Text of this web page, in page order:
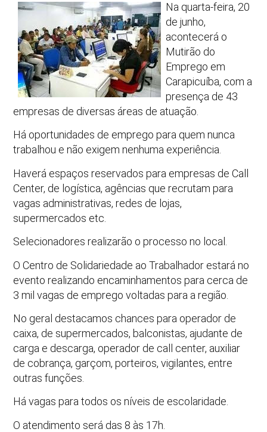
Na quarta-feira, 20
de junho,
acontecerá o
Mutirão do
Emprego em
Carapicuíba, com a
presença de 43
empresas de diversas áreas de atuação.
Há oportunidades de emprego para quem nunca
trabalhou e não exigem nenhuma experiência.
Haverá espaços reservados para empresas de Call
Center, de logística, agências que recrutam para
vagas administrativas, redes de lojas,
supermercados etc.
Selecionadores realizarão o processo no local.
O Centro de Solidariedade ao Trabalhador estará no
evento realizando encaminhamentos para cerca de
3 mil vagas de emprego voltadas para a região.
No geral destacamos chances para operador de
caixa, de supermercados, balconistas, ajudante de
carga e descarga, operador de call center, auxiliar
de cobrança, garçom, porteiros, vigilantes, entre
outras funções.
Há vagas para todos os níveis de escolaridade.
O atendimento será das 8 às 17h.